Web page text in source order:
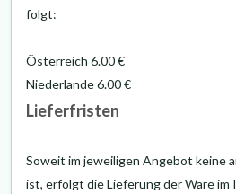
folgt:
Österreich 6.00 €
Niederlande 6.00 €
Lieferfristen
Soweit im jeweiligen Angebot keine
ist, erfolgt die Lieferung der Ware im